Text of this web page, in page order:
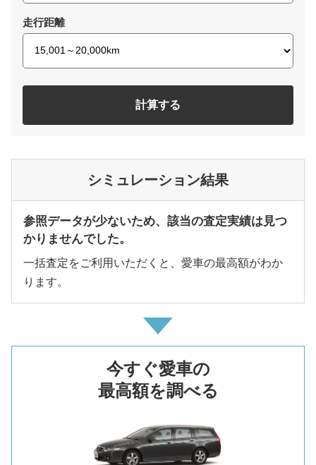
走行距離
計算する
シミュレーション結果
参照データが少ないため、該当の査定実績は見つ
かりませんでした。
一括査定をご利用いただくと、愛車の最高額がわか
ります。
今すぐ愛車の
最高額を調べる